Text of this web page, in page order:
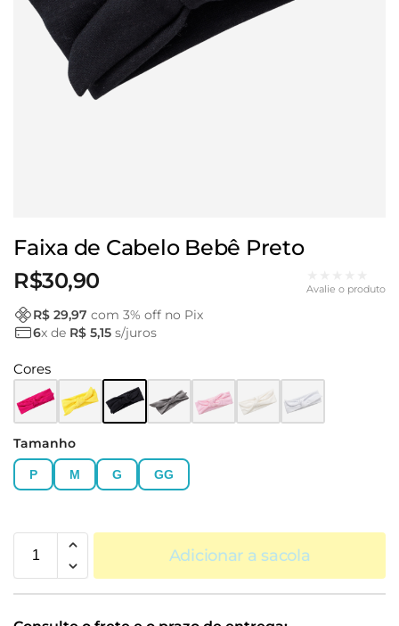
Faixa de Cabelo Bebê Preto
R$30,90 Avalie o produto
R$ 29,97 com 3% off no Pix
6x de R$ 5,15 s/juros
Cores
Tamanho
P M G GG
Adicionar a sacola